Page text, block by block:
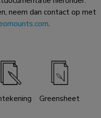
neem dan contact op met
.
Greensheet